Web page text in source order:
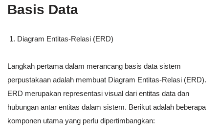
Basis Data
Diagram Entitas-Relasi (ERD)
Langkah pertama dalam merancang basis data sistem
perpustakaan adalah membuat Diagram Entitas-Relasi (ERD).
ERD merupakan representasi visual dari entitas data dan
hubungan antar entitas dalam sistem. Berikut adalah beberapa
komponen utama yang perlu dipertimbangkan: